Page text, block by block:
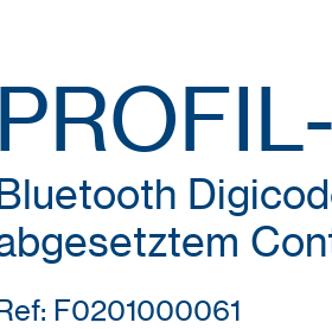
F0201000061